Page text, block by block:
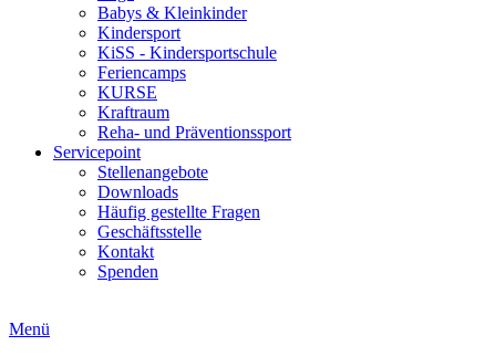
Babys & Kleinkinder
Kindersport
KiSS - Kindersportschule
Feriencamps
KURSE
Kraftraum
Reha- und Präventionssport
Servicepoint
Stellenangebote
Downloads
Häufig gestellte Fragen
Geschäftsstelle
Kontakt
Spenden
Menü